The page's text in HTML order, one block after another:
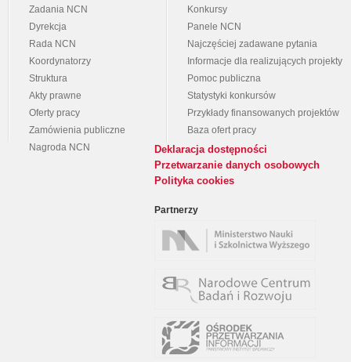
Zadania NCN
Dyrekcja
Rada NCN
Koordynatorzy
Struktura
Akty prawne
Oferty pracy
Zamówienia publiczne
Nagroda NCN
Konkursy
Panele NCN
Najczęściej zadawane pytania
Informacje dla realizujących projekty
Pomoc publiczna
Statystyki konkursów
Przykłady finansowanych projektów
Baza ofert pracy
Deklaracja dostępności
Przetwarzanie danych osobowych
Polityka cookies
Partnerzy